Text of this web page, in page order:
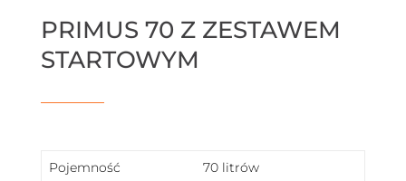
PRIMUS 70 Z ZESTAWEM
STARTOWYM
Pojemność 70 litrów